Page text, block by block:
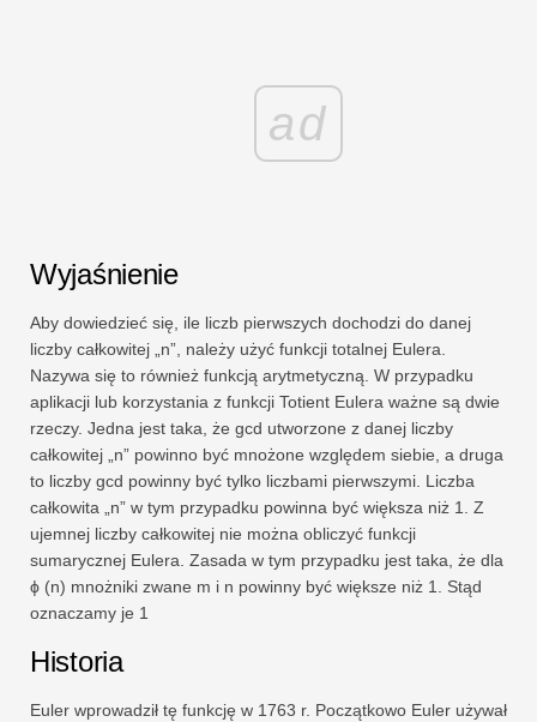
ad
Wyjaśnienie
Aby dowiedzieć się, ile liczb pierwszych dochodzi do danej
liczby całkowitej „n”, należy użyć funkcji totalnej Eulera.
Nazywa się to również funkcją arytmetyczną. W przypadku
aplikacji lub korzystania z funkcji Totient Eulera ważne są dwie
rzeczy. Jedna jest taka, że ​​gcd utworzone z danej liczby
całkowitej „n” powinno być mnożone względem siebie, a druga
to liczby gcd powinny być tylko liczbami pierwszymi. Liczba
całkowita „n” w tym przypadku powinna być większa niż 1. Z
ujemnej liczby całkowitej nie można obliczyć funkcji
sumarycznej Eulera. Zasada w tym przypadku jest taka, że ​​dla
ϕ (n) mnożniki zwane m i n powinny być większe niż 1. Stąd
oznaczamy je 1
Historia
Euler wprowadził tę funkcję w 1763 r. Początkowo Euler używał